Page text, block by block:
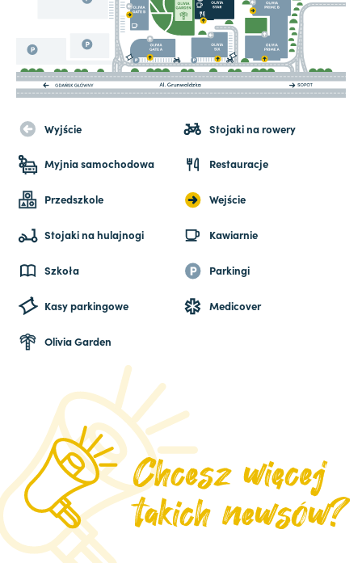
Wyjście Stojaki na rowery
Myjnia samochodowa Restauracje
Przedszkole Wejście
Stojaki na hulajnogi Kawiarnie
Szkoła Parkingi
Kasy parkingowe Medicover
Olivia Garden